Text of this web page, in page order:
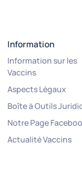
Information
Information sur les
Vaccins
Aspects Légaux
Boîte à Outils
Notre Page
Actualité Vaccins